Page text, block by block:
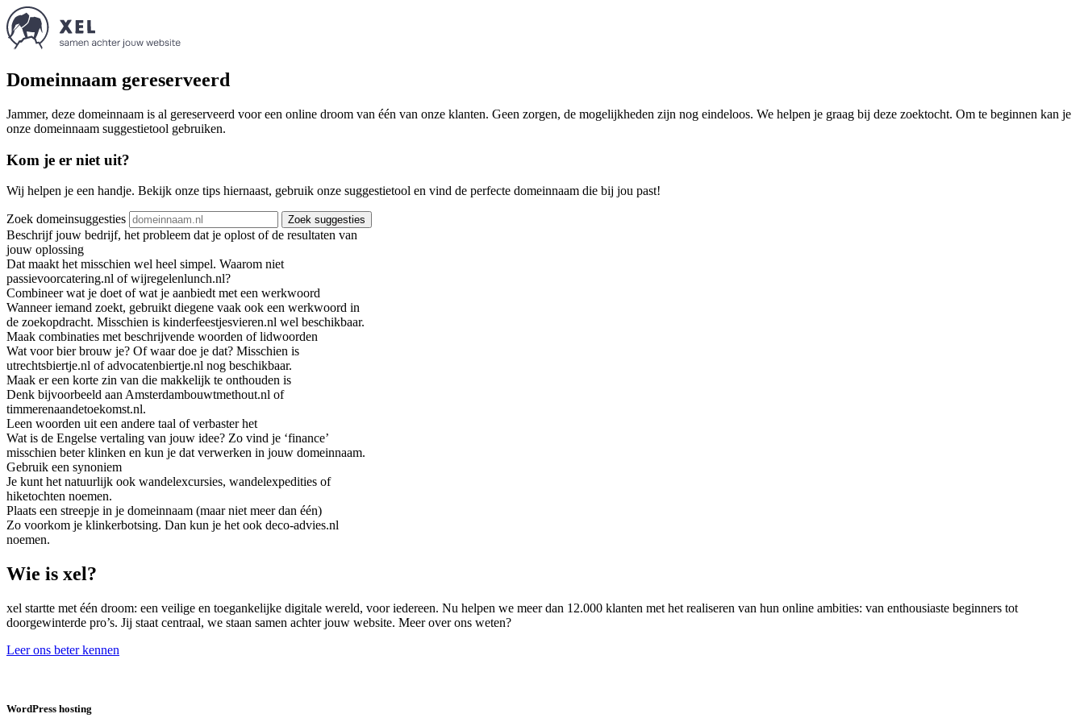
Domeinnaam gereserveerd
Jammer, deze domeinnaam is al gereserveerd voor een online droom van één van onze klanten. Geen zorgen, de mogelijkheden zijn nog eindeloos. We helpen je graag bij deze zoektocht. Om te beginnen kan je
onze domeinnaam suggestietool gebruiken.
Kom je er niet uit?
Wij helpen je een handje. Bekijk onze tips hiernaast, gebruik onze suggestietool en vind de perfecte domeinnaam die bij jou past!
Zoek domeinsuggesties Zoek suggesties
Beschrijf jouw bedrijf, het probleem dat je oplost of de resultaten van
jouw oplossing
Dat maakt het misschien wel heel simpel. Waarom niet
passievoorcatering.nl of wijregelenlunch.nl?
Combineer wat je doet of wat je aanbiedt met een werkwoord
Wanneer iemand zoekt, gebruikt diegene vaak ook een werkwoord in
de zoekopdracht. Misschien is kinderfeestjesvieren.nl wel beschikbaar.
Maak combinaties met beschrijvende woorden of lidwoorden
Wat voor bier brouw je? Of waar doe je dat? Misschien is
utrechtsbiertje.nl of advocatenbiertje.nl nog beschikbaar.
Maak er een korte zin van die makkelijk te onthouden is
Denk bijvoorbeeld aan Amsterdambouwtmethout.nl of
timmerenaandetoekomst.nl.
Leen woorden uit een andere taal of verbaster het
Wat is de Engelse vertaling van jouw idee? Zo vind je ‘finance’
misschien beter klinken en kun je dat verwerken in jouw domeinnaam.
Gebruik een synoniem
Je kunt het natuurlijk ook wandelexcursies, wandelexpedities of
hiketochten noemen.
Plaats een streepje in je domeinnaam (maar niet meer dan één)
Zo voorkom je klinkerbotsing. Dan kun je het ook deco-advies.nl
noemen.
Wie is xel?
xel startte met één droom: een veilige en toegankelijke digitale wereld, voor iedereen. Nu helpen we meer dan 12.000 klanten met het realiseren van hun online ambities: van enthousiaste beginners tot
doorgewinterde pro’s. Jij staat centraal, we staan samen achter jouw website. Meer over ons weten?
Leer ons beter kennen
WordPress hosting